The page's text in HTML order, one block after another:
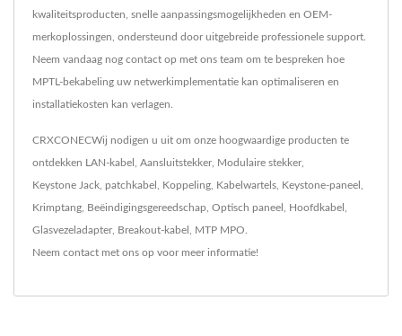
kwaliteitsproducten, snelle aanpassingsmogelijkheden en OEM-
merkoplossingen, ondersteund door uitgebreide professionele support.
Neem vandaag nog contact op met ons team om te bespreken hoe
MPTL-bekabeling uw netwerkimplementatie kan optimaliseren en
installatiekosten kan verlagen.
CRXCONECWij nodigen u uit om onze hoogwaardige producten te
ontdekken LAN-kabel Aansluitstekker, Modulaire stekker,
Keystone Jack patchkabel Koppeling Kabelwartels Keystone-paneel
Krimptang Beëindigingsgereedschap Optisch paneel Hoofdkabel
Glasvezeladapter, Breakout-kabel MTP MPO
Neem contact met ons op voor meer informatie!